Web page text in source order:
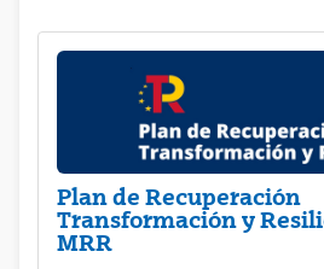
Plan de Recuperación
Transformación y
MRR